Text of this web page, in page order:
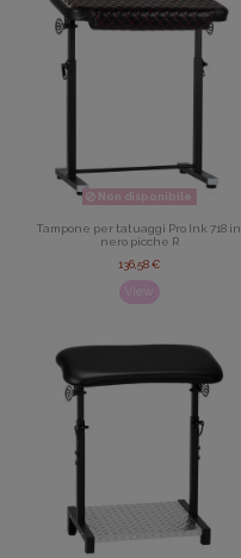
Non disponibile
Tampone per tatuaggi Pro Ink 718 in
nero picche R
136,58 €
View